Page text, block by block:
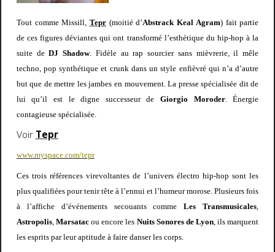
Tout comme Missill, Tepr (moitié d’Abstrack Keal Agram) fait partie
de ces figures déviantes qui ont transformé l’esthétique du hip-hop à la
suite de DJ Shadow. Fidèle au rap sourcier sans mièvrerie, il mêle
techno, pop synthétique et crunk dans un style enfièvré qui n’a d’autre
but que de mettre les jambes en mouvement. La presse spécialisée dit de
lui qu’il est le digne successeur de
Giorgio Moroder. Énergie
contagieuse spécialisée.
Voir Tepr
www.myspace.com/tepr
Ces trois références virevoltantes de l’univers électro hip-hop sont les
plus qualifiées pour tenir tête à l’ennui et l’humeur morose. Plusieurs fois
à l’affiche d’événements secouants comme
Les Transmusicales
Astropolis, Marsatac ou encore les Nuits Sonores de Lyon, ils marquent
les esprits par leur aptitude à faire danser les corps.